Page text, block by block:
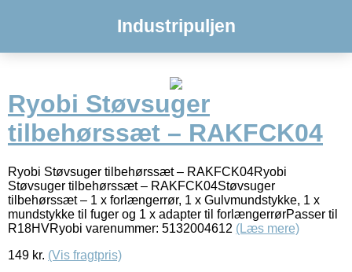
Industripuljen
Ryobi Støvsuger
tilbehørssæt – RAKFCK04
Ryobi Støvsuger tilbehørssæt – RAKFCK04Ryobi
Støvsuger tilbehørssæt – RAKFCK04Støvsuger
tilbehørssæt – 1 x forlængerrør, 1 x Gulvmundstykke, 1 x
mundstykke til fuger og 1 x adapter til forlængerrørPasser til
R18HVRyobi varenummer: 5132004612 (Læs mere)
149 kr. (Vis fragtpris)